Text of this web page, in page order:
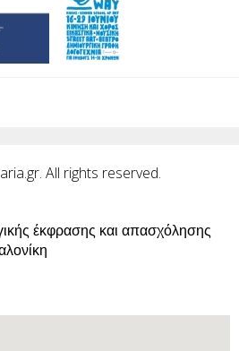
All rights reserved.
έκφρασης και απασχόλησης